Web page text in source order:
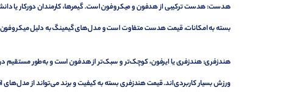
هدست: هدست ترکیبی از هدفون و میکروفون است. گیمرها، کارمندان دورکار یا
بسته به امکانات، قیمت هدست متفاوت است و مدل‌های گیمینگ به دلیل میکروفون
هندزفری: هندزفری یا ایرفون، کوچک‌تر و سبک‌تر از هدفون است و به‌طور مستقیم
ورزش بسیار کاربردی‌اند. قیمت هندزفری بسته به کیفیت و برند می‌تواند از